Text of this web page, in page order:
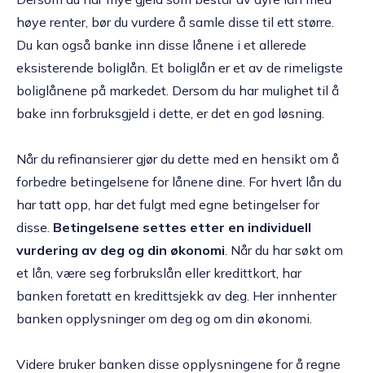
høye renter, bør du vurdere å samle disse til ett større.
Du kan også banke inn disse lånene i et allerede
eksisterende boliglån. Et boliglån er et av de rimeligste
boliglånene på markedet. Dersom du har mulighet til å
bake inn forbruksgjeld i dette, er det en god løsning.
Når du refinansierer gjør du dette med en hensikt om å
forbedre betingelsene for lånene dine. For hvert lån du
har tatt opp, har det fulgt med egne betingelser for
disse. Betingelsene settes etter en individuell
vurdering av deg og din økonomi . Når du har søkt om
et lån, være seg forbrukslån eller kredittkort, har
banken foretatt en kredittsjekk av deg. Her innhenter
banken opplysninger om deg og om din økonomi.
Videre bruker banken disse opplysningene for å regne